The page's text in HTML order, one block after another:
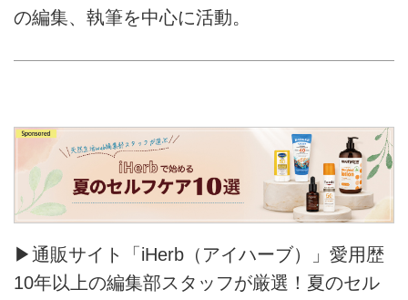
の編集、執筆を中心に活動。
▶通販サイト「iHerb（アイハーブ）」愛用歴
10年以上の編集部スタッフが厳選！夏のセル